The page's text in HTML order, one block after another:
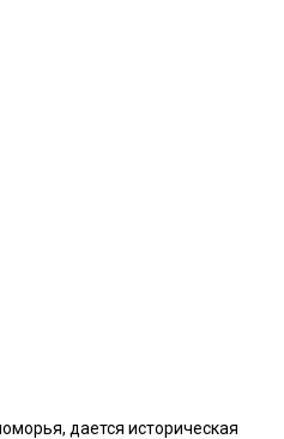
дается историческая